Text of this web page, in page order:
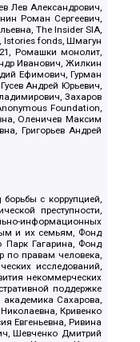
Лев Александрович,
Роман Сергеевич,
The Insider SIA,
Istories fonds, Шмагун
Ромашки монолит,
Иванович, Жилкин
Ефимович, Гурман
Андрей Юрьевич,
Захаров
Foundation,
Оленичев Максим
Григорьев Андрей
с коррупцией,
преступности,
информационных
и их семьям, Фонд
Парк Гагарина, Фонд
по правам человека,
исследований,
некоммерческих
поддержке
академика Сахарова,
Кривенко
Евгеньевна, Ривина
Шевченко Дмитрий